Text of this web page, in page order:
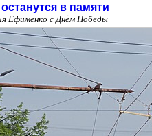
в памяти
Ефименко с Днём Победы